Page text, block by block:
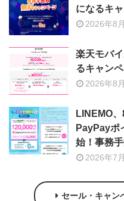
になるキ
2026年8
楽天モバ
るキャン
2026年8
LINEMO
PayPayポ
始！事務
2026年7
セール・キャン